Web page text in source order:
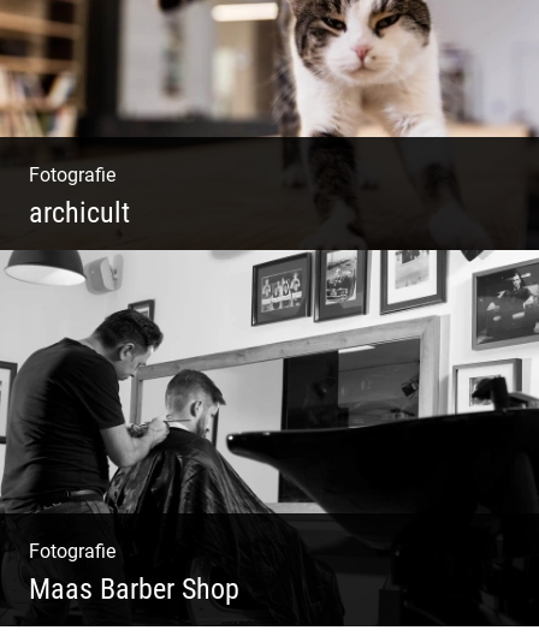
Fotografie
archicult
Lesen & Inspirieren | Messen & Verlegen |
Zeichnen & Malen | Planen & Bauen
Fotografie
Maas Barber Shop